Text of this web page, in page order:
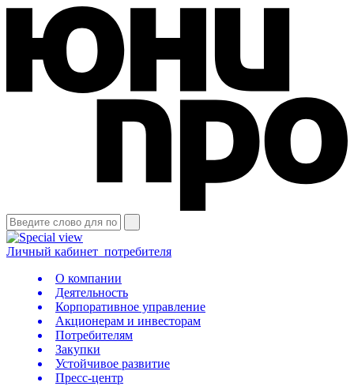
Личный кабинет потребителя
О компании
Деятельность
Корпоративное управление
Акционерам и инвесторам
Потребителям
Закупки
Устойчивое развитие
Пресс-центр